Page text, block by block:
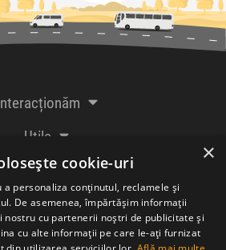
Utile
De la creatorii
Acceptăm plăți cu
×
cookie-uri
a personaliza conținutul, reclamele și
De asemenea, împărtășim informații
nostru cu partenerii noștri de publicitate și
cu alte informații pe care le-ați furnizat